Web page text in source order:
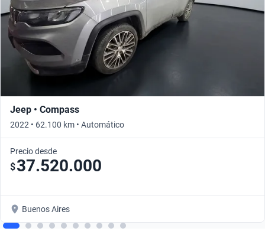
Jeep • Compass
2022 • 62.100 km • Automático
Precio desde
$37.520.000
Buenos Aires